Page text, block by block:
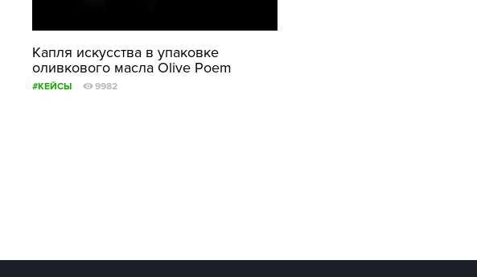
Капля искусства в упаковке
оливкового масла Olive Poem
#КЕЙСЫ 9982